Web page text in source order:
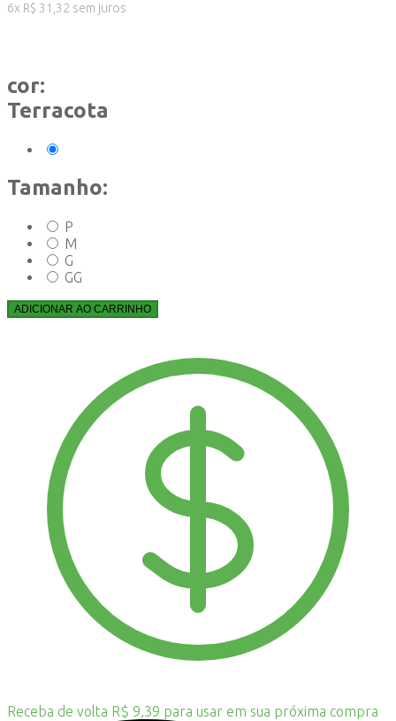
6x R$ 31,32 sem juros
cor:
Terracota
Tamanho:
P
M
G
GG
ADICIONAR AO CARRINHO
Receba de volta R$ 9,39 para usar em sua próxima compra